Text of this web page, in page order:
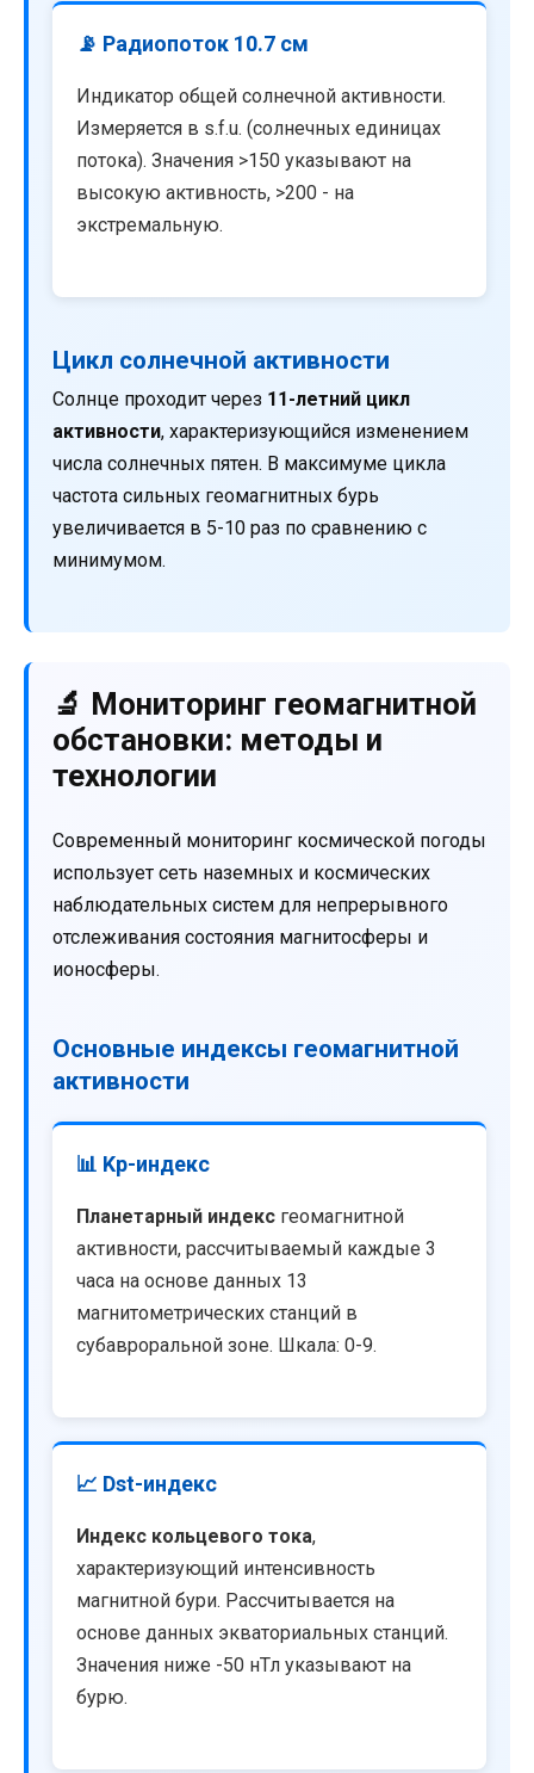
📡 Радиопоток 10.7 см
Индикатор общей солнечной активности.
Измеряется в s.f.u. (солнечных единицах
потока). Значения >150 указывают на
высокую активность, >200 - на
экстремальную.
Цикл солнечной активности
Солнце проходит через 11-летний цикл
активности, характеризующийся изменением
числа солнечных пятен. В максимуме цикла
частота сильных геомагнитных бурь
увеличивается в 5-10 раз по сравнению с
минимумом.
🔬 Мониторинг геомагнитной
обстановки: методы и
технологии
Современный мониторинг космической погоды
использует сеть наземных и космических
наблюдательных систем для непрерывного
отслеживания состояния магнитосферы и
ионосферы.
Основные индексы геомагнитной
активности
📊 Kp-индекс
Планетарный индекс геомагнитной
активности, рассчитываемый каждые 3
часа на основе данных 13
магнитометрических станций в
субавроральной зоне. Шкала: 0-9.
📈 Dst-индекс
Индекс кольцевого тока,
характеризующий интенсивность
магнитной бури. Рассчитывается на
основе данных экваториальных станций.
Значения ниже -50 нТл указывают на
бурю.